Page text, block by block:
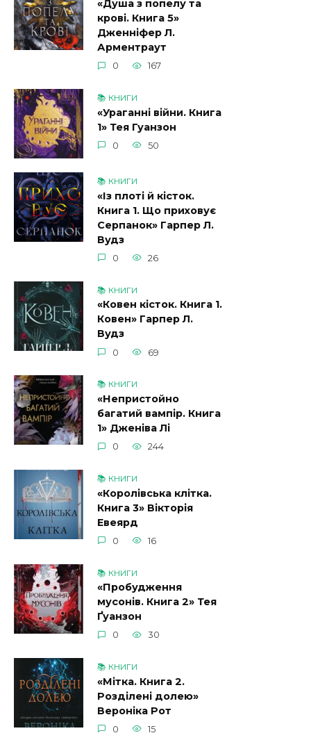
«Душа з попелу та
крові. Книга 5»
Дженніфер Л.
Арментраут
0 167
📚 КНИГИ
«Ураганні війни. Книга
1» Тея Гуанзон
0 50
📚 КНИГИ
«Із плоті й кісток.
Книга 1. Що приховує
Серпанок» Гарпер Л.
Вудз
0 26
📚 КНИГИ
«Ковен кісток. Книга 1.
Ковен» Гарпер Л.
Вудз
0 69
📚 КНИГИ
«Непристойно
багатий вампір. Книга
1» Дженіва Лі
0 244
📚 КНИГИ
«Королівська клітка.
Книга 3» Вікторія
Евеярд
0 16
📚 КНИГИ
«Пробудження
мусонів. Книга 2» Тея
Ґуанзон
0 30
📚 КНИГИ
«Мітка. Книга 2.
Розділені долею»
Вероніка Рот
0 15